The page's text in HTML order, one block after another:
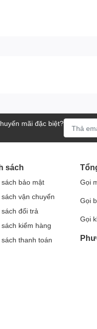
mãi đặc biệt?
sách
bảo mật
vận chuyển
đổi trả
kiểm hàng
thanh toán
Gọi
Gọi
Gọi